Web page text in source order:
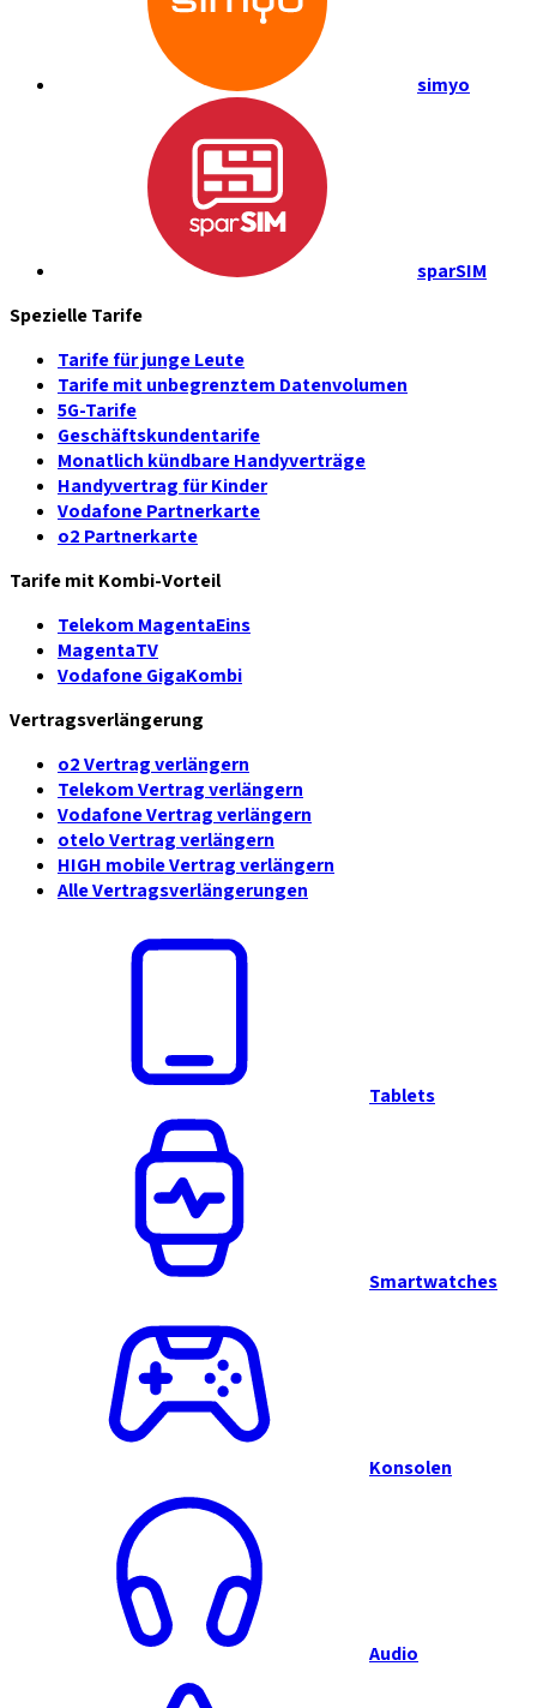
simyo
sparSIM
Spezielle Tarife
Tarife für junge Leute
Tarife mit unbegrenztem Datenvolumen
5G-Tarife
Geschäftskundentarife
Monatlich kündbare Handyverträge
Handyvertrag für Kinder
Vodafone Partnerkarte
o2 Partnerkarte
Tarife mit Kombi-Vorteil
Telekom MagentaEins
MagentaTV
Vodafone GigaKombi
Vertragsverlängerung
o2 Vertrag verlängern
Telekom Vertrag verlängern
Vodafone Vertrag verlängern
otelo Vertrag verlängern
HIGH mobile Vertrag verlängern
Alle Vertragsverlängerungen
Tablets
Smartwatches
Konsolen
Audio